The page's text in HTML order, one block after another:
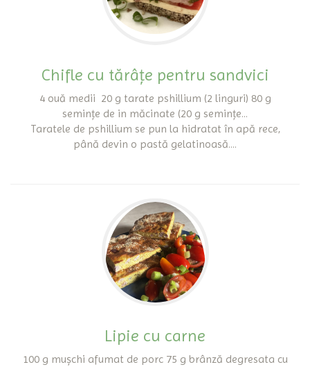
Chifle cu tărâțe pentru sandvici
4 ouă medii 20 g tarate pshillium (2 linguri) 80 g
semințe de in măcinate (20 g semințe...
Taratele de pshillium se pun la hidratat în apă rece,
până devin o pastă gelatinoasă....
Lipie cu carne
100 g mușchi afumat de porc 75 g brânză degresata cu